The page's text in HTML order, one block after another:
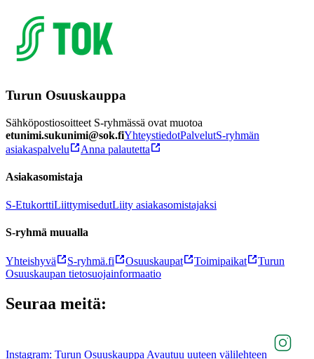
Turun Osuuskauppa
Sähköpostiosoitteet S-ryhmässä ovat muotoa
etunimi.sukunimi@sok.fiYhteystiedotPalvelutS-ryhmän
asiakaspalvelu
Anna palautetta
Asiakasomistaja
S-EtukorttiLiittymisedutLiity asiakasomistajaksi
S-ryhmä muualla
Yhteishyvä S-ryhmä.fi Osuuskaupat Toimipaikat
Turun
Osuuskaupan tietosuojainformaatio
Seuraa meitä:
Instagram: Turun Osuuskauppa Avautuu uuteen välilehteen